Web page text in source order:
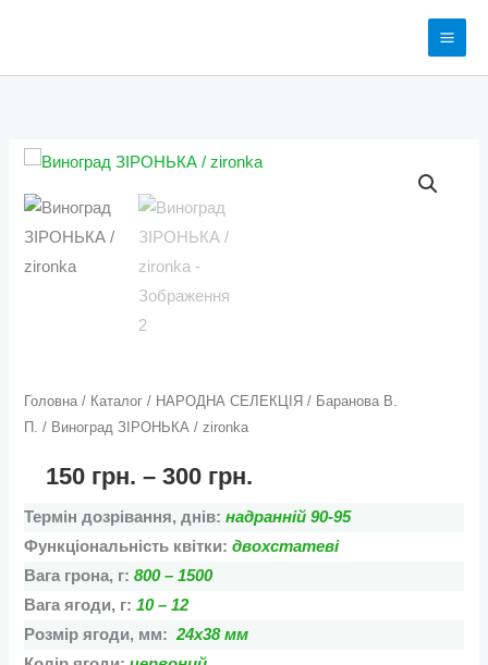
вмісту
Головна / Каталог / НАРОДНА СЕЛЕКЦІЯ / Баранова В.
П. / Виноград ЗІРОНЬКА / zironka
150 грн. – 300 грн.
Термін дозрівання, днів: надранній 90-95
Функціональність квітки:двохстатеві
Вага грона, г:800 – 1500
Вага ягоди, г:10 – 12
Розмір ягоди, мм: 24х38 мм
Виноград
ЗІРОНЬКА